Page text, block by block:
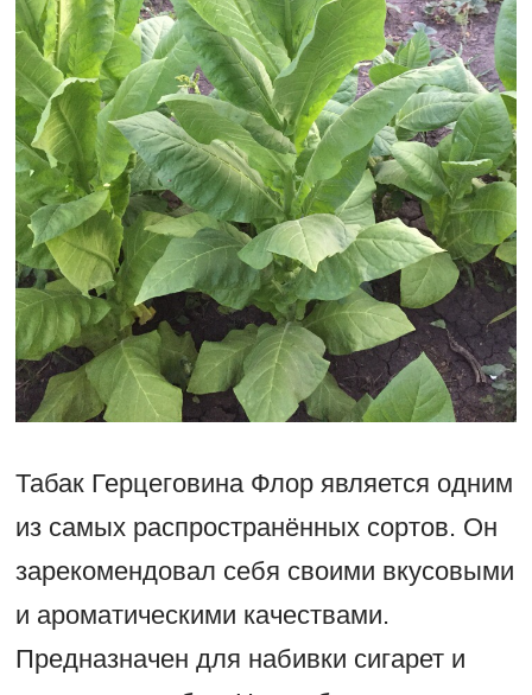
Табак Герцеговина Флор является одним
из самых распространённых сортов. Он
зарекомендовал себя своими вкусовыми
и ароматическими качествами.
Предназначен для набивки сигарет и